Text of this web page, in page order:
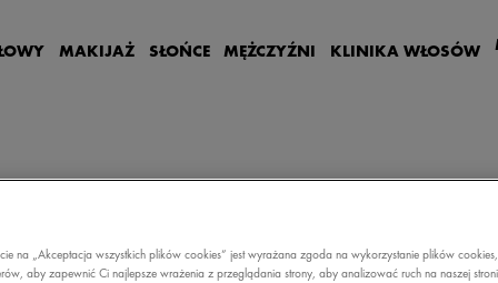
MAKIJAŻ SŁOŃCE MĘŻCZYŹNI KLINIKA WŁOSÓW
- ULTRAKOJĄCY SZAMPON DO WŁOSÓW NORMALNYCH I
na „Akceptacja wszystkich plików cookies” jest wyrażana zgoda na wykorzystanie plików
aby zapewnić Ci najlepsze wrażenia z przeglądania strony, aby analizować ruch na naszej